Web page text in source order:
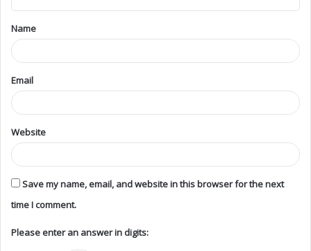
Name
Email
Website
Save my name, email, and website in this browser for the next
time I comment.
Please enter an answer in digits: